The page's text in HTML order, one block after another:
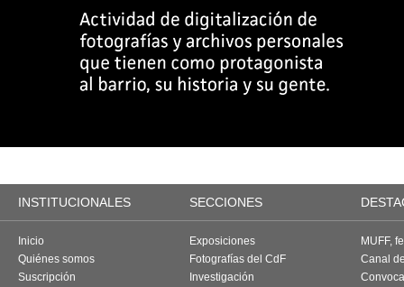
INSTITUCIONALES SECCIONES
Inicio
Quiénes somos
Suscripción
Exposiciones
Fotografías del CdF
Investigación
MUFF,
Canal